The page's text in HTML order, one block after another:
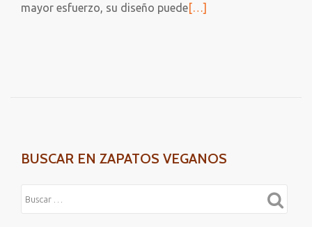
mayor esfuerzo, su diseño puedeLeer
[…]
BUSCAR EN ZAPATOS VEGANOS